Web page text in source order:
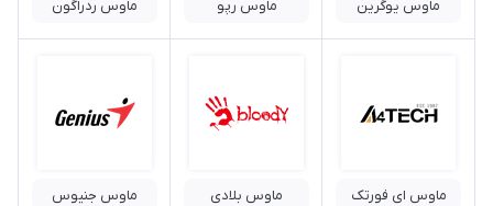
ماوس یوگرین ماوس رپو ماوس ردراگون
ماوس ای فورتک ماوس بلادی ماوس جنیوس